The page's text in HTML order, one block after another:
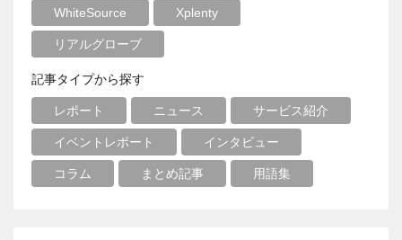
WhiteSource Xplenty
リアルグローブ
記事タイプから探す
レポート ニュース サービス紹介
イベントレポート インタビュー
コラム まとめ記事 用語集